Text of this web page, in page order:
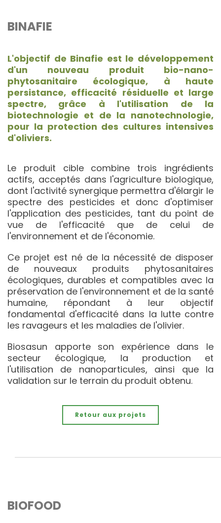
BINAFIE
L'objectif de Binafie est le développement
d'un nouveau produit bio-nano-
phytosanitaire écologique, à haute
persistance, efficacité résiduelle et large
spectre, grâce à l'utilisation de la
biotechnologie et de la nanotechnologie,
pour la protection des cultures intensives
d'oliviers.
Le produit cible combine trois ingrédients
actifs, acceptés dans l'agriculture biologique,
dont l'activité synergique permettra d'élargir le
spectre des pesticides et donc d'optimiser
l'application des pesticides, tant du point de
vue de l'efficacité que de celui de
l'environnement et de l'économie.
Ce projet est né de la nécessité de disposer
de nouveaux produits phytosanitaires
écologiques, durables et compatibles avec la
préservation de l'environnement et de la santé
humaine, répondant à leur objectif
fondamental d'efficacité dans la lutte contre
les ravageurs et les maladies de l'olivier.
Biosasun apporte son expérience dans le
secteur écologique, la production et
l'utilisation de nanoparticules, ainsi que la
validation sur le terrain du produit obtenu.
Retour aux projets
BIOFOOD